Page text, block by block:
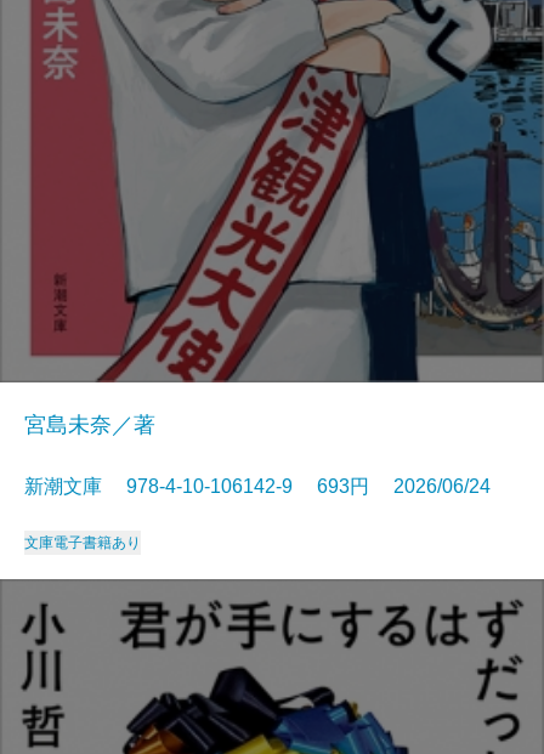
宮島未奈／著
新潮文庫 978-4-10-106142-9 693円 2026/06/24
文庫電子書籍あり